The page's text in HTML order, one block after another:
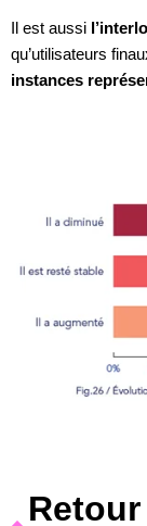
Il est aussi
qu’utilisateurs
instances